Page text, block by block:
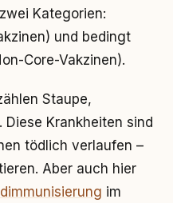
Kategorien:
und bedingt
Core-Vakzinen).
Staupe,
Krankheiten sind
tödlich verlaufen –
Aber auch hier
im